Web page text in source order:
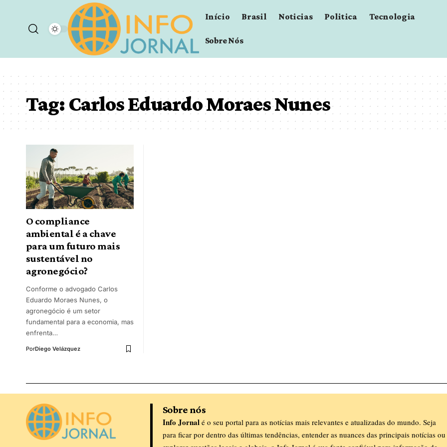
Início Brasil Noticias Politica Tecnologia
Sobre Nós
Tag: Carlos Eduardo Moraes Nunes
O compliance
ambiental é a chave
para um futuro mais
sustentável no
agronegócio?
Conforme o advogado Carlos
Eduardo Moraes Nunes, o
agronegócio é um setor
fundamental para a economia, mas
enfrenta…
PorDiego Velázquez
Sobre nós
Info Jornalé o seu portal para as notícias mais relevantes e atualizadas do mundo. Seja
para ficar por dentro das últimas tendências, entender as nuances das principais notícias ou